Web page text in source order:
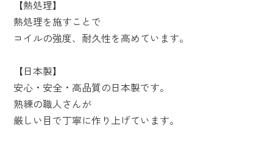
【熱処理】
熱処理を施すことで
コイルの強度、耐久性を高めています。
【日本製】
安心・安全・高品質の日本製です。
熟練の職人さんが
厳しい目で丁寧に作り上げています。